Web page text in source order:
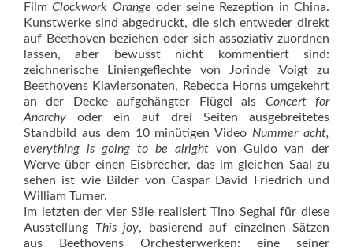
FilmClockwork Orange oder seine Rezeption in China.
Kunstwerke sind abgedruckt, die sich entweder direkt
auf Beethoven beziehen oder sich assoziativ zuordnen
lassen, aber bewusst nicht kommentiert sind:
zeichnerische Liniengeflechte von Jorinde Voigt zu
Beethovens Klaviersonaten, Rebecca Horns umgekehrt
an der Decke aufgehängter Flügel als Concert for
Anarchy oder ein auf drei Seiten ausgebreitetes
Standbild aus dem 10 minütigen Video Nummer acht,
everything is going to be alright von Guido van der
Werve über einen Eisbrecher, das im gleichen Saal zu
sehen ist wie Bilder von Caspar David Friedrich und
William Turner.
Im letzten der vier Säle realisiert Tino Seghal für diese
Ausstellung This joy, basierend auf einzelnen Sätzen
aus Beethovens Orchesterwerken: eine seiner